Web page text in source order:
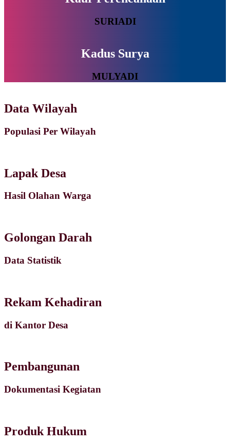
SURIADI
Kadus Surya
MULYADI
Data Wilayah
Populasi Per Wilayah
Lapak Desa
Hasil Olahan Warga
Golongan Darah
Data Statistik
Rekam Kehadiran
di Kantor Desa
Pembangunan
Dokumentasi Kegiatan
Produk Hukum